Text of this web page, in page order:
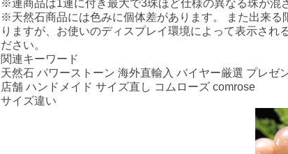
※連商品は1連に付き最大で3珠ほど仕様の異なる珠が混
※天然石商品には色みに個体差があります。 また出来る
りますが、お使いのディスプレイ環境によって表示され
ださい。
関連キーワード
天然石 パワーストーン 海外直輸入 バイヤー厳選 プレゼ
店舗 ハンドメイド サイズ直し コムローズ comrose
サイズ違い